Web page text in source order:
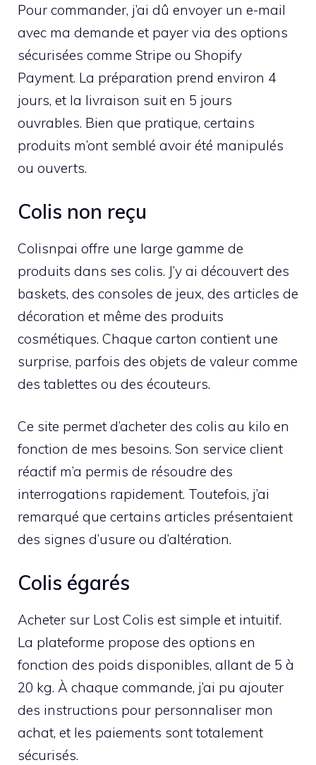
Pour commander, j’ai dû envoyer un e-mail
avec ma demande et payer via des options
sécurisées comme Stripe ou Shopify
Payment. La préparation prend environ 4
jours, et la livraison suit en 5 jours
ouvrables. Bien que pratique, certains
produits m’ont semblé avoir été manipulés
ou ouverts.
Colis non reçu
Colisnpai offre une large gamme de
produits dans ses colis. J’y ai découvert des
baskets, des consoles de jeux, des articles de
décoration et même des produits
cosmétiques. Chaque carton contient une
surprise, parfois des objets de valeur comme
des tablettes ou des écouteurs.
Ce site permet d’acheter des colis au kilo en
fonction de mes besoins. Son service client
réactif m’a permis de résoudre des
interrogations rapidement. Toutefois, j’ai
remarqué que certains articles présentaient
des signes d’usure ou d’altération.
Colis égarés
Acheter sur Lost Colis est simple et intuitif.
La plateforme propose des options en
fonction des poids disponibles, allant de 5 à
20 kg. À chaque commande, j’ai pu ajouter
des instructions pour personnaliser mon
achat, et les paiements sont totalement
sécurisés.